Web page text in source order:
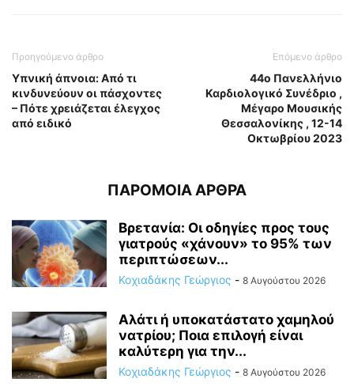
Προηγούμενο άρθρο
Υπνική άπνοια: Από τι
κινδυνεύουν οι πάσχοντες
– Πότε χρειάζεται έλεγχος
από ειδικό
Επόμενο άρθρο
44ο Πανελλήνιο
Καρδιολογικό Συνέδριο ,
Μέγαρο Μουσικής
Θεσσαλονίκης , 12-14
Οκτωβρίου 2023
ΠΑΡΟΜΟΙΑ ΑΡΘΡΑ
Βρετανία: Οι οδηγίες προς τους
γιατρούς «χάνουν» το 95% των
περιπτώσεων...
Κοχιαδάκης Γεώργιος - 8 Αυγούστου 2026
Αλάτι ή υποκατάστατο χαμηλού
νατρίου; Ποια επιλογή είναι
καλύτερη για την...
Κοχιαδάκης Γεώργιος - 8 Αυγούστου 2026